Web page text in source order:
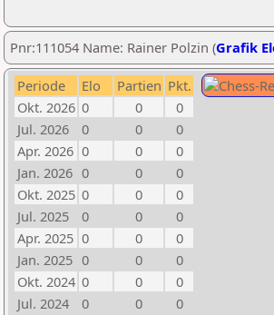
Pnr:111054 Name: Rainer Polzin (Grafik
Periode Elo Partien Pkt.
Okt. 2026 0 0
0
Jul. 2026
0 0
0
Apr. 2026 0 0
0
Jan. 2026 0 0
0
Okt. 2025 0 0
0
Jul. 2025
0 0
0
Apr. 2025 0 0
0
Jan. 2025 0 0
0
Okt. 2024 0 0
0
Jul. 2024
0 0
0